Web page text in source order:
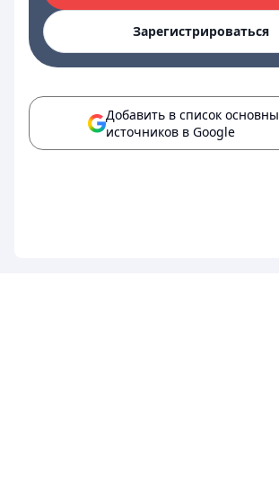
Зарегистрироваться
Добавить в список
источников в Google